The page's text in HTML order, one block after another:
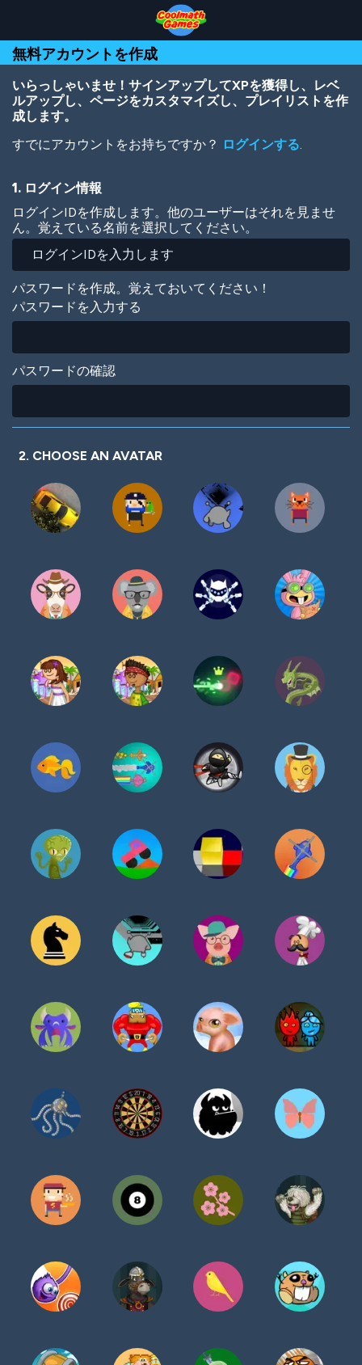
Top
of
Page
Navigation
Main
Content
Footer
ン
コ
ン
移
無料アカウントを作成
いらっしゃいませ！サインアップしてXPを獲得し、レベ
ルアップし、ページをカスタマイズし、プレイリストを作
成します。
すでにアカウントをお持ちですか？ ログインする.
1. ログイン情報
ログインIDを作成します。他のユーザーはそれを見ませ
ん。覚えている名前を選択してください。
パスワードを作成。覚えておいてください！
パスワードを入力する
パスワードの確認
2. CHOOSE AN AVATAR